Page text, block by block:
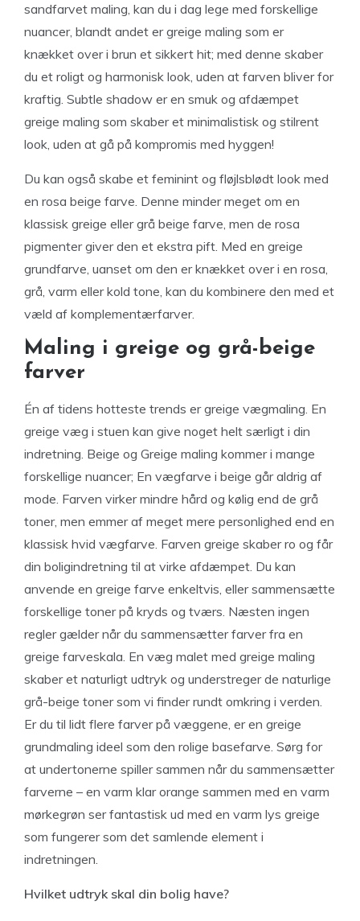
sandfarvet maling, kan du i dag lege med forskellige
nuancer, blandt andet er greige maling som er
knækket over i brun et sikkert hit; med denne skaber
du et roligt og harmonisk look, uden at farven bliver for
kraftig. Subtle shadow er en smuk og afdæmpet
greige maling som skaber et minimalistisk og stilrent
look, uden at gå på kompromis med hyggen!
Du kan også skabe et feminint og fløjlsblødt look med
en rosa beige farve. Denne minder meget om en
klassisk greige eller grå beige farve, men de rosa
pigmenter giver den et ekstra pift. Med en greige
grundfarve, uanset om den er knækket over i en rosa,
grå, varm eller kold tone, kan du kombinere den med et
væld af komplementærfarver.
Maling i greige og grå-beige
farver
Én af tidens hotteste trends er greige vægmaling. En
greige væg i stuen kan give noget helt særligt i din
indretning. Beige og Greige maling kommer i mange
forskellige nuancer; En vægfarve i beige går aldrig af
mode. Farven virker mindre hård og kølig end de grå
toner, men emmer af meget mere personlighed end en
klassisk hvid vægfarve. Farven greige skaber ro og får
din boligindretning til at virke afdæmpet. Du kan
anvende en greige farve enkeltvis, eller sammensætte
forskellige toner på kryds og tværs. Næsten ingen
regler gælder når du sammensætter farver fra en
greige farveskala. En væg malet med greige maling
skaber et naturligt udtryk og understreger de naturlige
grå-beige toner som vi finder rundt omkring i verden.
Er du til lidt flere farver på væggene, er en greige
grundmaling ideel som den rolige basefarve. Sørg for
at undertonerne spiller sammen når du sammensætter
farverne – en varm klar orange sammen med en varm
mørkegrøn ser fantastisk ud med en varm lys greige
som fungerer som det samlende element i
indretningen.
Hvilket udtryk skal din bolig have?